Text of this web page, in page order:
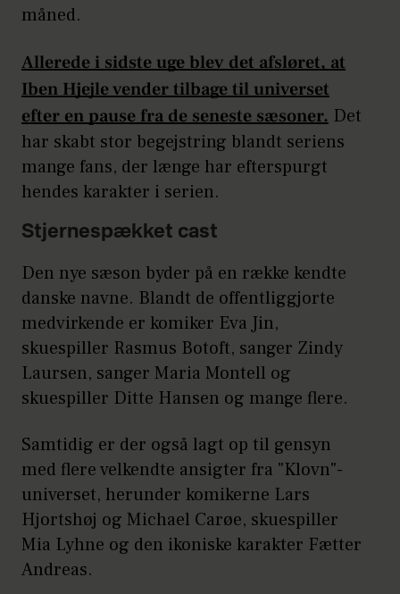
måned.
Allerede i sidste uge blev det afsløret, at
Iben Hjejle vender tilbage til universet
efter en pause fra de seneste sæsoner. Det
har skabt stor begejstring blandt seriens
mange fans, der længe har efterspurgt
hendes karakter i serien.
Stjernespækket cast
Den nye sæson byder på en række kendte
danske navne. Blandt de offentliggjorte
medvirkende er komiker Eva Jin,
skuespiller Rasmus Botoft, sanger Zindy
Laursen, sanger Maria Montell og
skuespiller Ditte Hansen og mange flere.
Samtidig er der også lagt op til gensyn
med flere velkendte ansigter fra "Klovn"-
universet, herunder komikerne Lars
Hjortshøj og Michael Carøe, skuespiller
Mia Lyhne og den ikoniske karakter Fætter
Andreas.